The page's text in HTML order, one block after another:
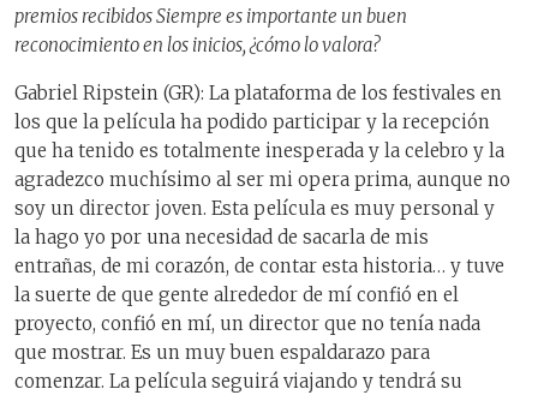
premios recibidos Siempre es importante un buen
reconocimiento en los inicios, ¿cómo lo valora?
Gabriel Ripstein (GR): La plataforma de los festivales en
los que la película ha podido participar y la recepción
que ha tenido es totalmente inesperada y la celebro y la
agradezco muchísimo al ser mi opera prima, aunque no
soy un director joven. Esta película es muy personal y
la hago yo por una necesidad de sacarla de mis
entrañas, de mi corazón, de contar esta historia… y tuve
la suerte de que gente alrededor de mí confió en el
proyecto, confió en mí, un director que no tenía nada
que mostrar. Es un muy buen espaldarazo para
comenzar. La película seguirá viajando y tendrá su